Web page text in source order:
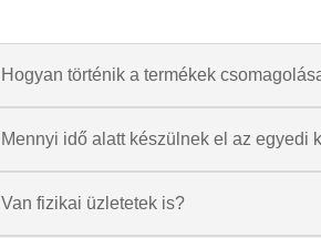
Hogyan történik a termékek
Mennyi idő alatt készülnek el az egyedi
Van fizikai üzletetek is?